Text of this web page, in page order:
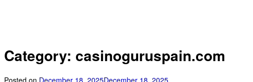
Category: casinoguruspain.com